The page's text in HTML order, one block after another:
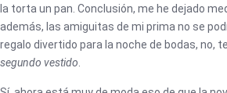
la torta un pan. Conclusión, me he dejado
además, las amiguitas de mi prima no se
regalo divertido para la noche de bodas, no,
segundo vestido